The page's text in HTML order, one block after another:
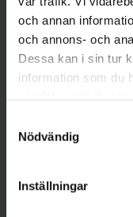
och annan
och annons- och
Dessa kan i sin tur
information som du
samlat in när du har
Nödvändig
Inställningar
Invisalign,
Bakgrund
tandläkare i 7 år.
till en friskare
att behandla